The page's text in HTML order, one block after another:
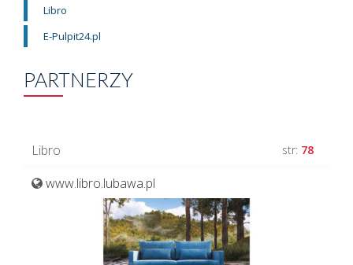
Libro
E-Pulpit24.pl
PARTNERZY
Libro str: 78
www.libro.lubawa.pl